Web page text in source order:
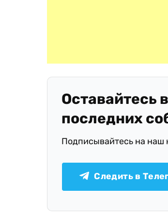
Оставайтесь
последних
Подписывайтесь на наш
Следить в